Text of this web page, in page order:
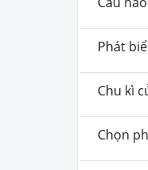
Phát
Chu kì
Chọn